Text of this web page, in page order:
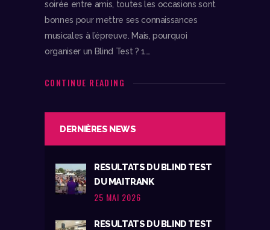
soirée entre amis, toutes les occasions sont
bonnes pour mettre ses connaissances
musicales à l’épreuve. Mais, pourquoi
organiser un Blind Test ? 1.…
CONTINUE READING
DERNIÈRES NEWS
RÉSULTATS DU BLIND TEST
DU MAITRANK
25 MAI 2026
RÉSULTATS DU BLIND TEST